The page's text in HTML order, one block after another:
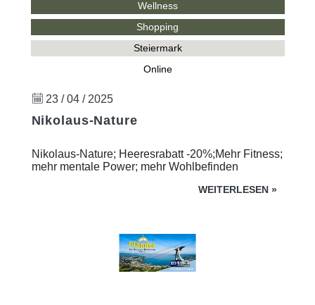
Wellness
Shopping
Steiermark
Online
23 / 04 / 2025
Nikolaus-Nature
Nikolaus-Nature; Heeresrabatt -20%;Mehr Fitness;
mehr mentale Power; mehr Wohlbefinden
WEITERLESEN »